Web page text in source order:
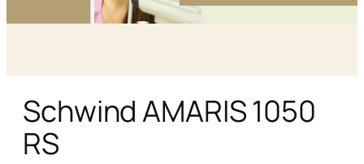
Schwind AMARIS 1050
RS